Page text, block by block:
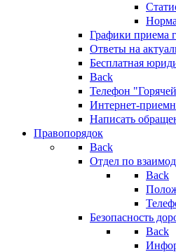
Графики приема
Ответы на
Бесплатная
Back
Телефон
Интернет-
Написать
Правопорядок
Back
Отдел по
Back
Безопасность
Back